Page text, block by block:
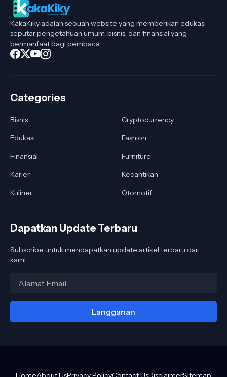
KakaKiky adalah sebuah website yang memberikan edukasi
seputar pengetahuan umum, bisnis, dan finansial yang
bermanfaat bagi pembaca.
Categories
Bisnis
Cryptocurrency
Edukasi
Fashion
Finansial
Furniture
Karier
Kecantikan
Kuliner
Otomotif
Dapatkan Update Terbaru
Subscribe untuk mendapatkan update artikel terbaru dari
kami.